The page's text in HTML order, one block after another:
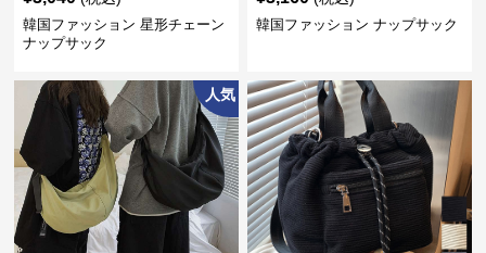
韓国ファッション 星形チェーン
ナップサック
韓国ファッション ナップサック
人気